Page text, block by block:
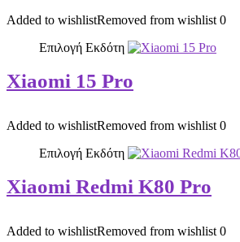
Added to wishlistRemoved from wishlist 0
Επιλογή Εκδότη
Xiaomi 15 Pro
Added to wishlistRemoved from wishlist 0
Επιλογή Εκδότη
Xiaomi Redmi K80 Pro
Added to wishlistRemoved from wishlist 0